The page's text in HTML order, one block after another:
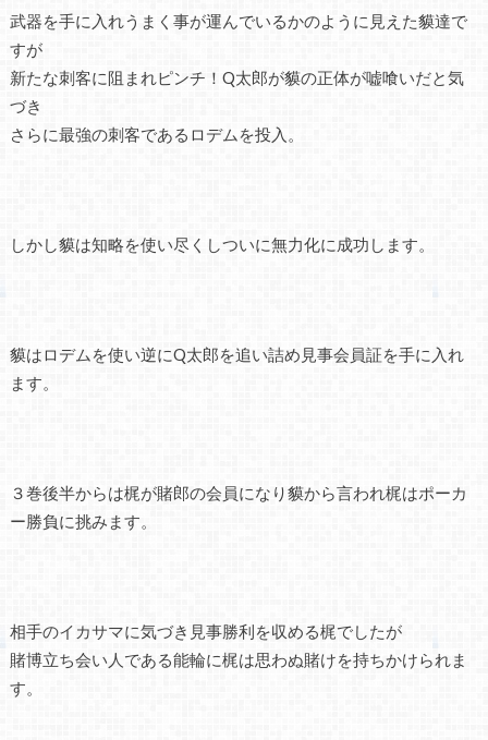
武器を手に入れうまく事が運んでいるかのように見えた貘達で
すが
新たな刺客に阻まれピンチ！Q太郎が貘の正体が嘘喰いだと気
づき
さらに最強の刺客であるロデムを投入。
しかし貘は知略を使い尽くしついに無力化に成功します。
貘はロデムを使い逆にQ太郎を追い詰め見事会員証を手に入れ
ます。
３巻後半からは梶が賭郎の会員になり貘から言われ梶はポーカ
ー勝負に挑みます。
相手のイカサマに気づき見事勝利を収める梶でしたが
賭博立ち会い人である能輪に梶は思わぬ賭けを持ちかけられま
す。